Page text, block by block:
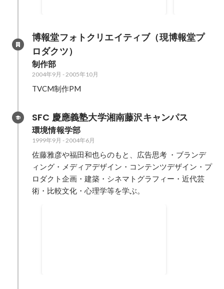
博報堂フォトクリエイティブ（現博報堂プ
ロダクツ）
制作部
2004年9月 -2005年10月
TVCM制作PM
SFC 慶應義塾大学湘南藤沢キャンパス
環境情報学部
1999年9月 -2004年6月
佐藤雅彦や福田和也らのもと、広告思考 ・ブランデ
ィング・メディアデザイン・コンテンツデザイン・プ
ロダクト企画・建築・シネマトグラフィー・近代芸
術・比較文化・心理学等を学ぶ。